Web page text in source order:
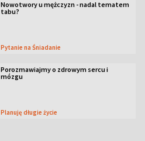
Nowotwory u mężczyzn - nadal tematem
tabu?
Pytanie na Śniadanie
Porozmawiajmy o zdrowym sercu i
mózgu
Planuję długie życie